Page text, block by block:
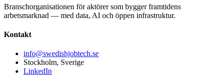
Branschorganisationen för aktörer som bygger framtidens
arbetsmarknad — med data, AI och öppen infrastruktur.
Kontakt
info@swedishjobtech.se
Stockholm, Sverige
LinkedIn